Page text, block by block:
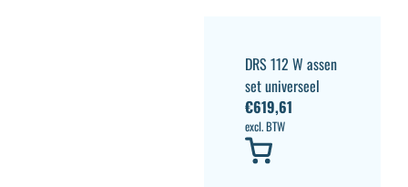
DRS 112 W assen
set universeel
€619,61
excl. BTW